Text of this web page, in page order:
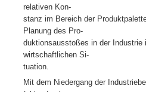
relativen Kon-
stanz im Bereich der
Planung des Pro-
duktionsausstoßes in der Industrie
wirtschaftlichen Si-
tuation.
Mit dem Niedergang der